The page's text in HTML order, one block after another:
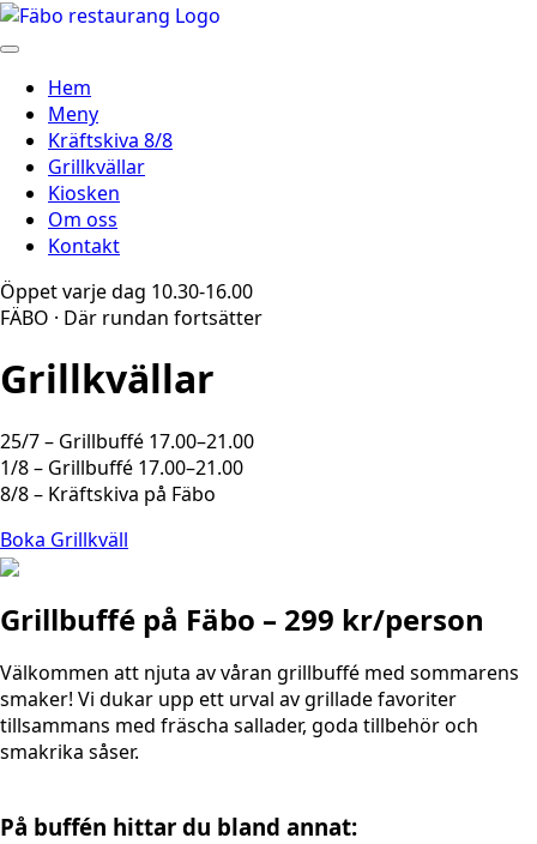
Skip
to
main
content
Hem
Meny
Kräftskiva 8/8
Grillkvällar
Kiosken
Om oss
Kontakt
Öppet varje dag 10.30-16.00
FÄBO · Där rundan fortsätter
Grillkvällar
25/7 – Grillbuffé 17.00–21.00
1/8 – Grillbuffé 17.00–21.00
8/8 – Kräftskiva på Fäbo
Boka Grillkväll
Grillbuffé på Fäbo – 299 kr/person
Välkommen att njuta av våran grillbuffé med sommarens
smaker! Vi dukar upp ett urval av grillade favoriter
tillsammans med fräscha sallader, goda tillbehör och
smakrika såser.
På buffén hittar du bland annat: